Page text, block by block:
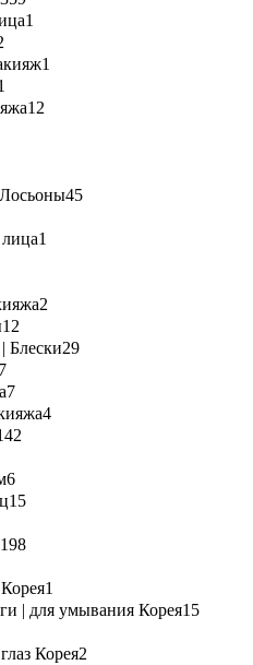
1
1
12
45
1
2
12
Блески29
7
7
4
6
15
198
1
| для умывания Корея15
Корея2